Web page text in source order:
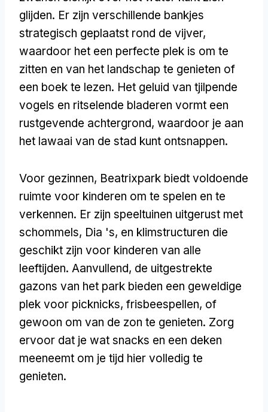
glijden. Er zijn verschillende bankjes
strategisch geplaatst rond de vijver,
waardoor het een perfecte plek is om te
zitten en van het landschap te genieten of
een boek te lezen. Het geluid van tjilpende
vogels en ritselende bladeren vormt een
rustgevende achtergrond, waardoor je aan
het lawaai van de stad kunt ontsnappen.
Voor gezinnen, Beatrixpark biedt voldoende
ruimte voor kinderen om te spelen en te
verkennen. Er zijn speeltuinen uitgerust met
schommels, Dia 's, en klimstructuren die
geschikt zijn voor kinderen van alle
leeftijden. Aanvullend, de uitgestrekte
gazons van het park bieden een geweldige
plek voor picknicks, frisbeespellen, of
gewoon om van de zon te genieten. Zorg
ervoor dat je wat snacks en een deken
meeneemt om je tijd hier volledig te
genieten.